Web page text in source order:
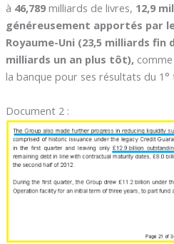
à 46,789milliards de livres, 12,9
généreusement apportés par
Royaume-Uni (23,5 milliards fin
milliards un an plus tôt),
la banque pour ses résultats du
Document 2 :